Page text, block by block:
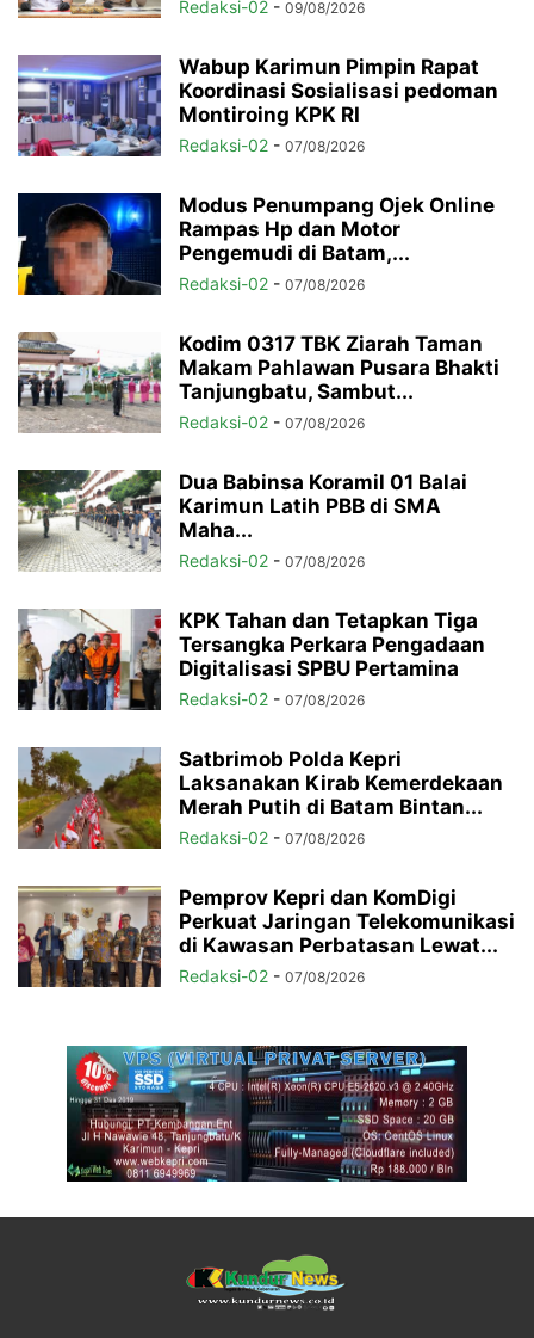
Redaksi-02 - 09/08/2026
Wabup Karimun Pimpin Rapat
Koordinasi Sosialisasi pedoman
Montiroing KPK RI
Redaksi-02 - 07/08/2026
Modus Penumpang Ojek Online
Rampas Hp dan Motor
Pengemudi di Batam,...
Redaksi-02 - 07/08/2026
Kodim 0317 TBK Ziarah Taman
Makam Pahlawan Pusara Bhakti
Tanjungbatu, Sambut...
Redaksi-02 - 07/08/2026
Dua Babinsa Koramil 01 Balai
Karimun Latih PBB di SMA
Maha...
Redaksi-02 - 07/08/2026
KPK Tahan dan Tetapkan Tiga
Tersangka Perkara Pengadaan
Digitalisasi SPBU Pertamina
Redaksi-02 - 07/08/2026
Satbrimob Polda Kepri
Laksanakan Kirab Kemerdekaan
Merah Putih di Batam Bintan...
Redaksi-02 - 07/08/2026
Pemprov Kepri dan KomDigi
Perkuat Jaringan Telekomunikasi
di Kawasan Perbatasan Lewat...
Redaksi-02 - 07/08/2026